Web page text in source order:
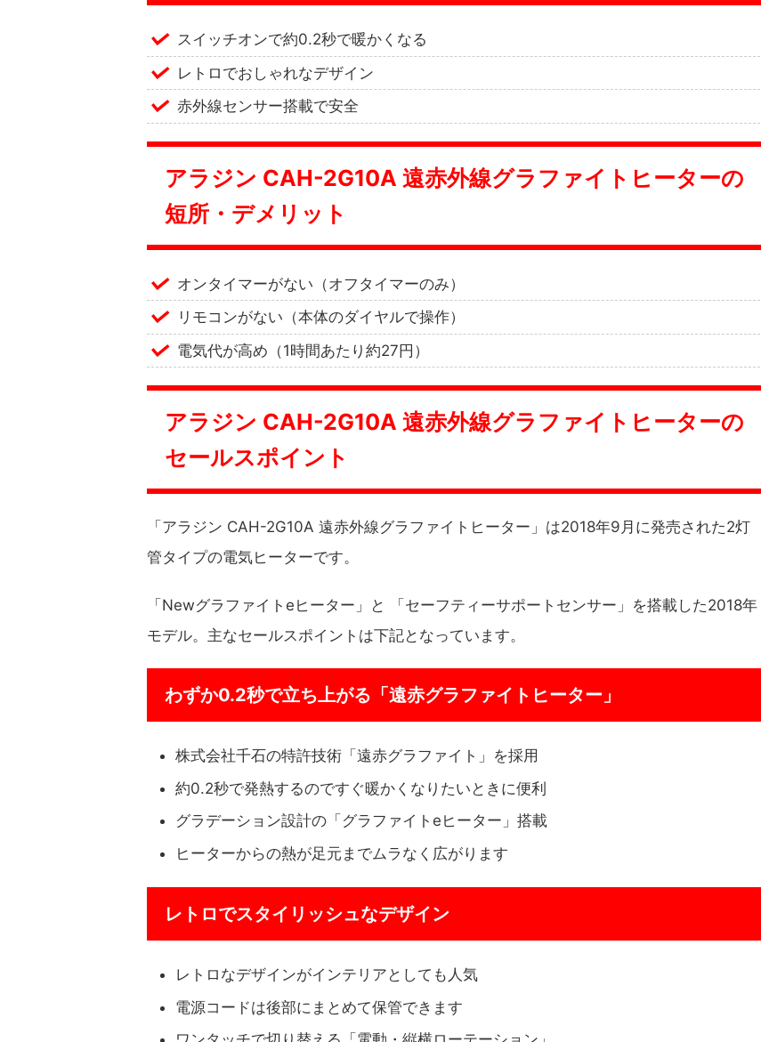
スイッチオンで約0.2秒で暖かくなる
レトロでおしゃれなデザイン
赤外線センサー搭載で安全
アラジン CAH-2G10A 遠赤外線グラファイトヒーターの
短所・デメリット
オンタイマーがない（オフタイマーのみ）
リモコンがない（本体のダイヤルで操作）
電気代が高め（1時間あたり約27円）
アラジン CAH-2G10A 遠赤外線グラファイトヒーターの
セールスポイント
「アラジン CAH-2G10A 遠赤外線グラファイトヒーター」は2018年9月に発売された2灯
管タイプの電気ヒーターです。
「Newグラファイトeヒーター」と 「セーフティーサポートセンサー」を搭載した2018年
モデル。主なセールスポイントは下記となっています。
わずか0.2秒で立ち上がる「遠赤グラファイトヒーター」
株式会社千石の特許技術「遠赤グラファイト」を採用
約0.2秒で発熱するのですぐ暖かくなりたいときに便利
グラデーション設計の「グラファイトeヒーター」搭載
ヒーターからの熱が足元までムラなく広がります
レトロでスタイリッシュなデザイン
レトロなデザインがインテリアとしても人気
電源コードは後部にまとめて保管できます